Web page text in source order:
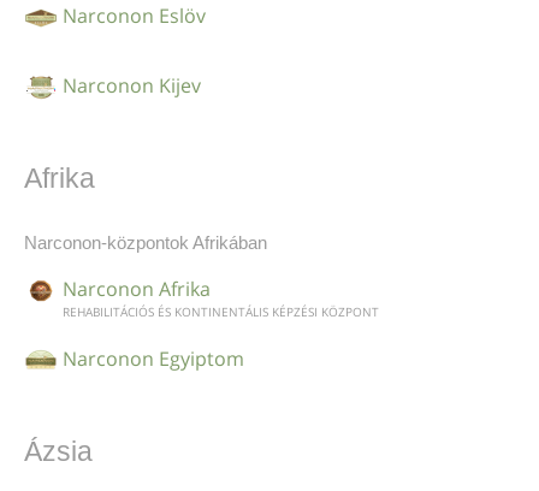
Narconon Eslöv
Narconon Kijev
Afrika
Narconon-központok Afrikában
Narconon Afrika
REHABILITÁCIÓS ÉS KONTINENTÁLIS KÉPZÉSI KÖZPONT
Narconon Egyiptom
Ázsia